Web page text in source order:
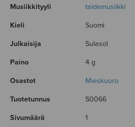
Musiikkityyli taidemusiikki
Kieli Suomi
Julkaisija Sulasol
Paino 4 g
Osastot Mieskuoro
Tuotetunnus S0066
Sivumäärä 1